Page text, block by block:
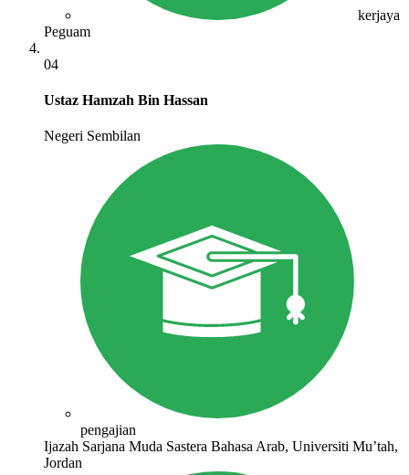
kerjaya
Peguam
04
Ustaz Hamzah Bin Hassan
Negeri Sembilan
pengajian
Ijazah Sarjana Muda Sastera Bahasa Arab, Universiti Mu’tah,
Jordan